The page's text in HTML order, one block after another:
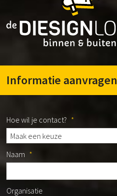
Informatie aanvragen
Hoe wil je contact? *
Naam *
Organisatie